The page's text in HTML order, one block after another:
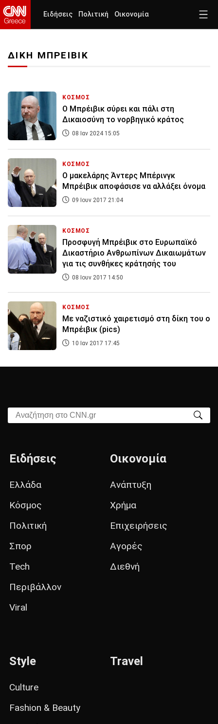
Ειδήσεις Πολιτική Οικονομία
ΔΙΚΗ ΜΠΡΕΙΒΙΚ
ΚΟΣΜΟΣ
Ο Μπρέιβικ σύρει και πάλι στη
Δικαιοσύνη το νορβηγικό κράτος
08 Ιαν 2024 15:05
ΚΟΣΜΟΣ
Ο μακελάρης Άντερς Μπέρινγκ
Μπρέιβικ αποφάσισε να αλλάξει όνομα
09 Ιουν 2017 21:04
ΚΟΣΜΟΣ
Προσφυγή Μπρέιβικ στο Ευρωπαϊκό
Δικαστήριο Ανθρωπίνων Δικαιωμάτων
για τις συνθήκες κράτησής του
08 Ιουν 2017 14:50
ΚΟΣΜΟΣ
Με ναζιστικό χαιρετισμό στη δίκη του ο
Μπρέιβικ (pics)
10 Ιαν 2017 17:45
Αναζήτηση στο CNN.gr
Ειδήσεις
Ελλάδα
Κόσμος
Πολιτική
Σπορ
Tech
Περιβάλλον
Viral
Οικονομία
Ανάπτυξη
Χρήμα
Επιχειρήσεις
Αγορές
Διεθνή
Style
Culture
Fashion & Beauty
Travel